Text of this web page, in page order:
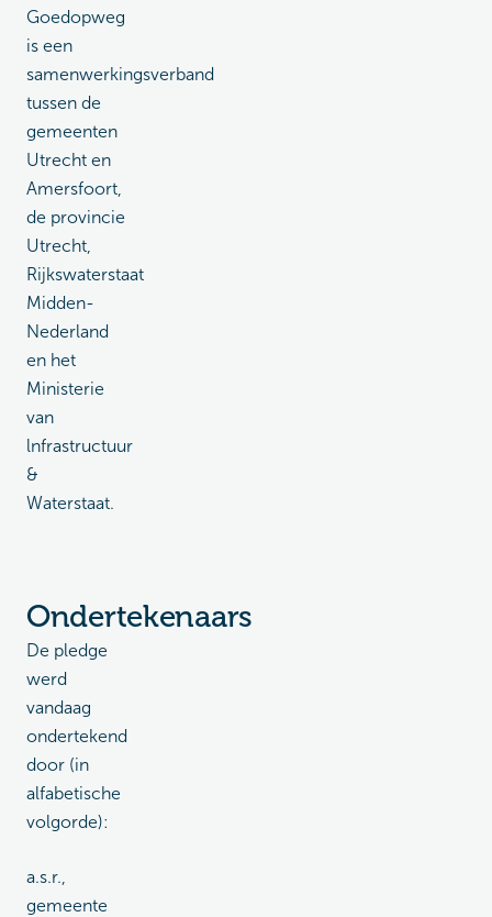
Goedopweg
is een
samenwerkingsverband
tussen de
gemeenten
Utrecht en
Amersfoort,
de provincie
Utrecht,
Rijkswaterstaat
Midden-
Nederland
en het
Ministerie
van
lnfrastructuur
&
Waterstaat.
Ondertekenaars
De pledge
werd
vandaag
ondertekend
door (in
alfabetische
volgorde):
a.s.r.,
gemeente